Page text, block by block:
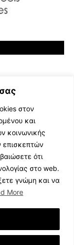
στον
και
κοινωνικής
επισκεπτών
ότι
στο web.
γνώμη και να
More